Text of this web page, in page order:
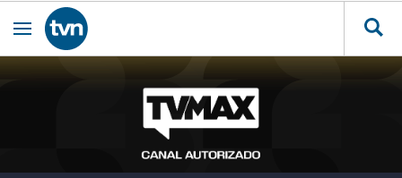
Ir al contenido
Obrir navegació